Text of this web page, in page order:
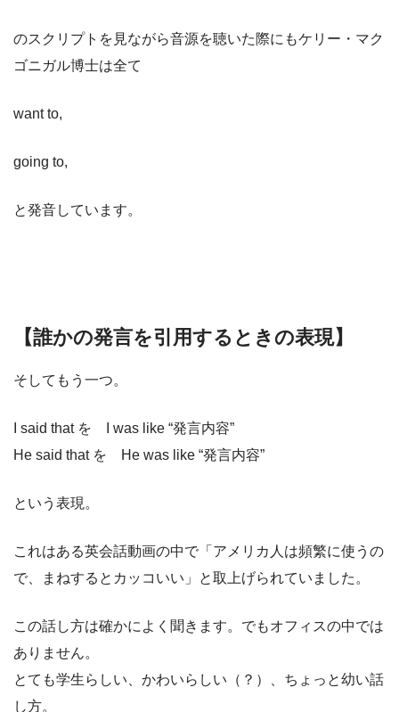
のスクリプトを見ながら音源を聴いた際にもケリー・マク
ゴニガル博士は全て
want to,
going to,
と発音しています。
【誰かの発言を引用するときの表現】
そしてもう一つ。
I said that を I was like “発言内容”
He said that を He was like “発言内容”
という表現。
これはある英会話動画の中で「アメリカ人は頻繁に使うの
で、まねするとカッコいい」と取上げられていました。
この話し方は確かによく聞きます。でもオフィスの中では
ありません。
とても学生らしい、かわいらしい（？）、ちょっと幼い話
し方。